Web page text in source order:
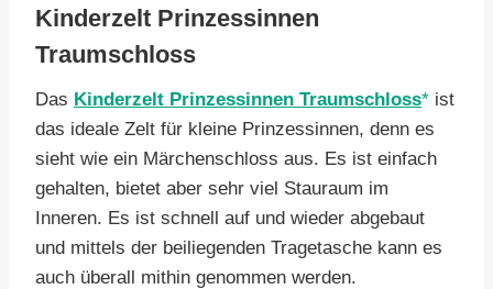
Kinderzelt Prinzessinnen
Traumschloss
Das Kinderzelt Prinzessinnen Traumschloss
ist
das ideale Zelt für kleine Prinzessinnen, denn es
sieht wie ein Märchenschloss aus. Es ist einfach
gehalten, bietet aber sehr viel Stauraum im
Inneren. Es ist schnell auf und wieder abgebaut
und mittels der beiliegenden Tragetasche kann es
auch überall mithin genommen werden.